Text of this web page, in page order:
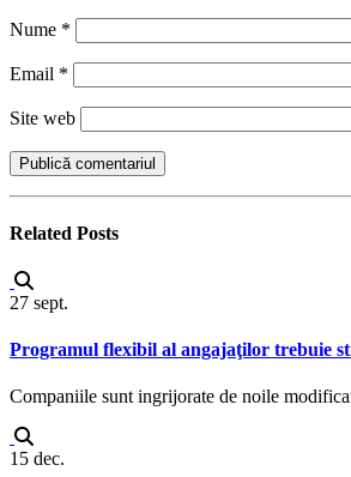
Nume *
Email *
Site web
Related Posts
27 sept.
Programul flexibil al angajaţilor trebuie
Companiile sunt ingrijorate de noile
15 dec.